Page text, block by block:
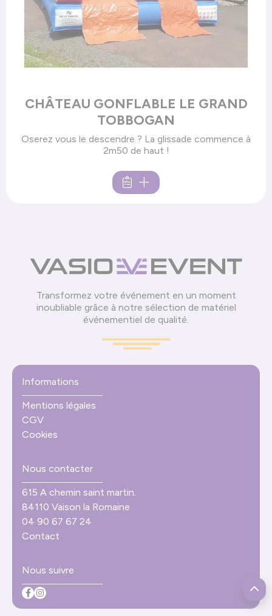
CHÂTEAU GONFLABLE LE GRAND
TOBBOGAN
Oserez vous le descendre ? La glissade commence à
2m50 de haut !
Transformez votre événement en un moment
inoubliable grâce à notre sélection de matériel
événementiel de qualité.
Informations
Mentions légales
CGV
Cookies
Nous contacter
615 A chemin saint martin.
84110 Vaison la Romaine
04 90 67 67 24
Contact
Nous suivre